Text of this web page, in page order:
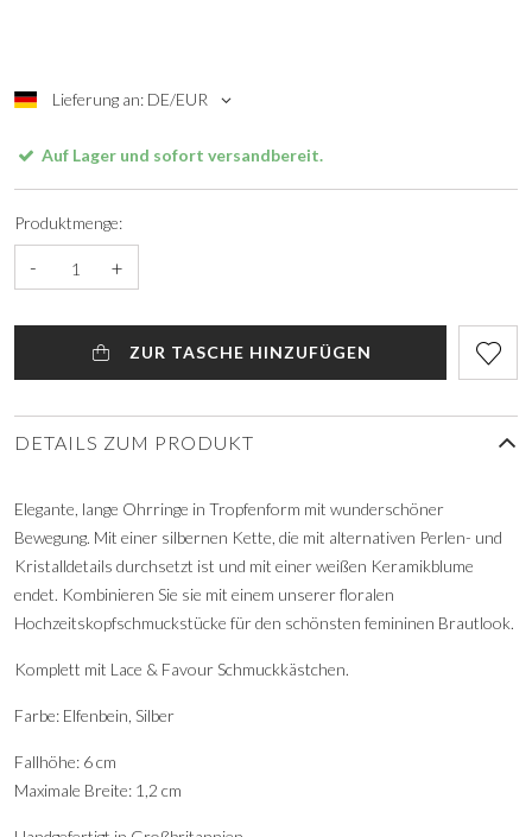
Lieferung an: DE/EUR
Auf Lager und sofort versandbereit.
Produktmenge:
- +
ZUR TASCHE HINZUFÜGEN
DETAILS ZUM PRODUKT
Elegante, lange Ohrringe in Tropfenform mit wunderschöner
Bewegung. Mit einer silbernen Kette, die mit alternativen Perlen- und
Kristalldetails durchsetzt ist und mit einer weißen Keramikblume
endet. Kombinieren Sie sie mit einem unserer floralen
Hochzeitskopfschmuckstücke für den schönsten femininen Brautlook.
Komplett mit Lace & Favour Schmuckkästchen.
Farbe: Elfenbein, Silber
Fallhöhe: 6 cm
Maximale Breite: 1,2 cm